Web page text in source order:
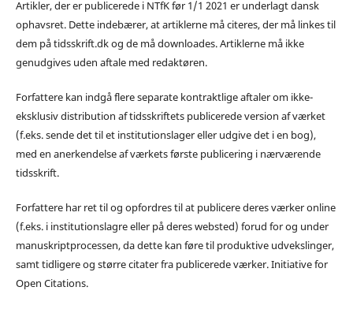
Artikler, der er publicerede i NTfK før 1/1 2021 er underlagt dansk
ophavsret. Dette indebærer, at artiklerne må citeres, der må linkes til
dem på tidsskrift.dk og de må downloades. Artiklerne må ikke
genudgives uden aftale med redaktøren.
Forfattere kan indgå flere separate kontraktlige aftaler om ikke-
eksklusiv distribution af tidsskriftets publicerede version af værket
(f.eks. sende det til et institutionslager eller udgive det i en bog),
med en anerkendelse af værkets første publicering i nærværende
tidsskrift.
Forfattere har ret til og opfordres til at publicere deres værker online
(f.eks. i institutionslagre eller på deres websted) forud for og under
manuskriptprocessen, da dette kan føre til produktive udvekslinger,
samt tidligere og større citater fra publicerede værker. Initiative for
Open Citations.